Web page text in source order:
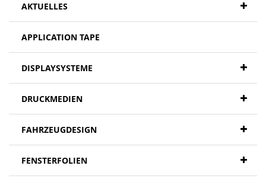
AKTUELLES
APPLICATION TAPE
DISPLAYSYSTEME
DRUCKMEDIEN
FAHRZEUGDESIGN
FENSTERFOLIEN